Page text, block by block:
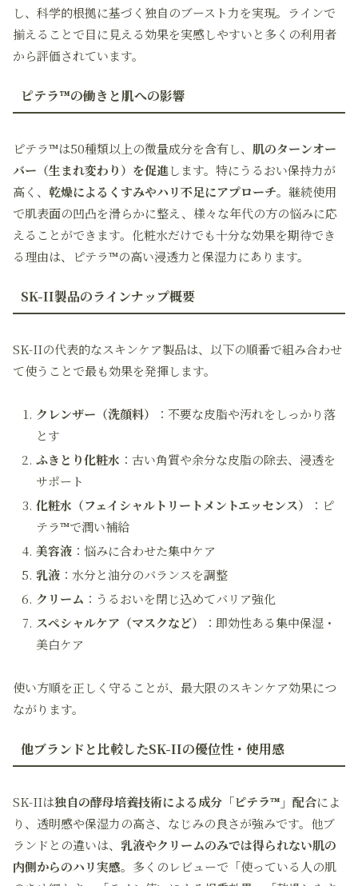
し、科学的根拠に基づく独自のブースト力を実現。ラインで
揃えることで目に見える効果を実感しやすいと多くの利用者
から評価されています。
ピテラ™の働きと肌への影響
ピテラ™は50種類以上の微量成分を含有し、 肌のターンオー
バー（生まれ変わり）を促進します。特にうるおい保持力が
高く、 乾燥によるくすみやハリ不足にアプローチ。継続使用
で肌表面の凹凸を滑らかに整え、様々な年代の方の悩みに応
えることができます。化粧水だけでも十分な効果を期待でき
る理由は、ピテラ™の高い浸透力と保湿力にあります。
SK-II製品のラインナップ概要
SK-IIの代表的なスキンケア製品は、以下の順番で組み合わせ
て使うことで最も効果を発揮します。
クレンザー（洗顔料）
：不要な皮脂や汚れをしっかり落
とす
ふきとり化粧水 ：古い角質や余分な皮脂の除去、浸透を
サポート
化粧水（フェイシャルトリートメントエッセンス）
：ピ
テラ™で潤い補給
美容液 ：悩みに合わせた集中ケア
乳液 ：水分と油分のバランスを調整
クリーム ：うるおいを閉じ込めてバリア強化
スペシャルケア（マスクなど）
：即効性ある集中保湿・
美白ケア
使い方順を正しく守ることが、最大限のスキンケア効果につ
ながります。
他ブランドと比較したSK-IIの優位性・使用感
SK-IIは独自の酵母培養技術による成分「ピテラ™」配合によ
り、透明感や保湿力の高さ、なじみの良さが強みです。他ブ
ランドとの違いは、 乳液やクリームのみでは得られない肌の
内側からのハリ実感。多くのレビューで「使っている人の肌